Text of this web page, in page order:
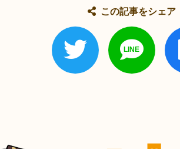
この記事をシェア